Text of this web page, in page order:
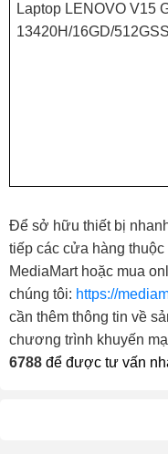
Laptop LENOVO V15
13420H/16GD/
Để sở hữu thiết bị
tiếp các cửa hàng
MediaMart hoặc mua
chúng tôi: https://
cần thêm thông tin về
chương trình khuyến
6788 để được tư vấn